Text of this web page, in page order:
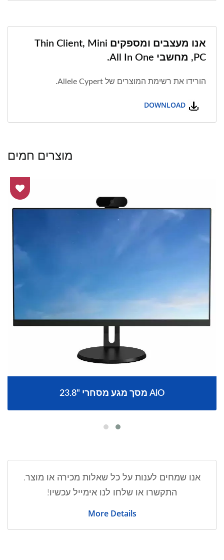
אנו מעצבים ומספקים Thin Client, Mini
PC, מחשבי All In One.
הורידו את רשימת המוצרים של Allele Cypert.
מוצרים חמים
23.8" מסך מגע מסחרי AlO
אנו שמחים לענות על כל שאלות מכירה או מוצר.
התקשרו או שלחו לנו אימייל עכשיו!
More Details